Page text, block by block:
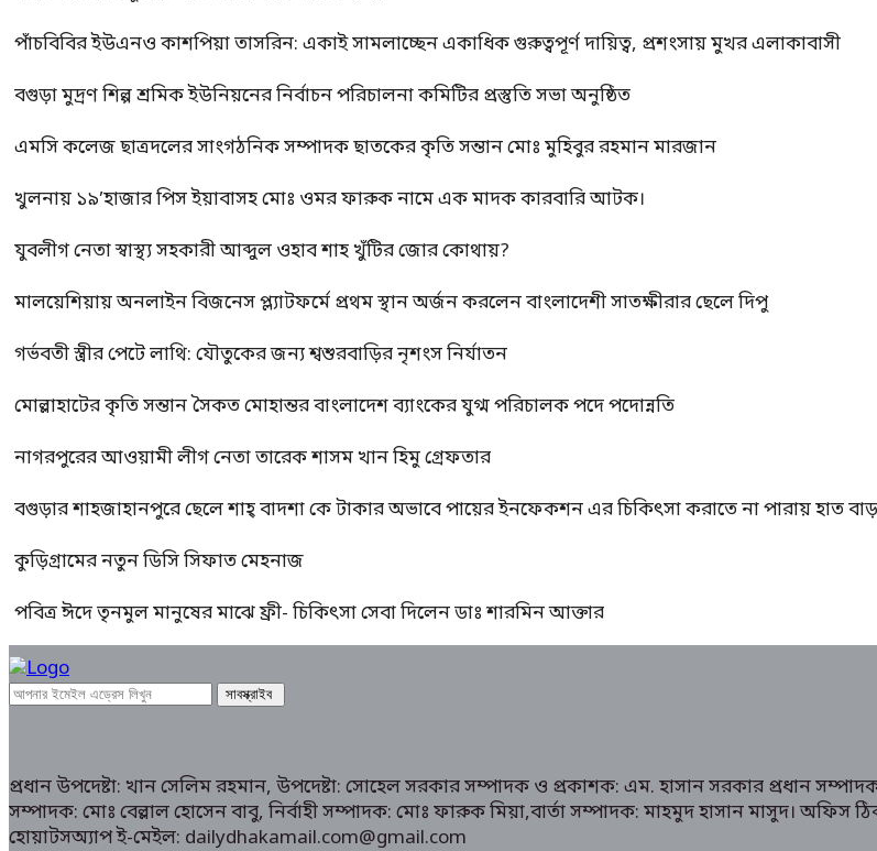
পাঁচবিবির ইউএনও কাশপিয়া তাসরিন: একাই সামলাচ্ছেন একাধিক গুরুত্বপূর্ণ দায়িত্ব, প্রশংসায় মুখর এলাকাবাসী
বগুড়া মুদ্রণ শিল্প শ্রমিক ইউনিয়নের নির্বাচন পরিচালনা কমিটির প্রস্তুতি সভা অনুষ্ঠিত
এমসি কলেজ ছাত্রদলের সাংগঠনিক সম্পাদক ছাতকের কৃতি সন্তান মোঃ মুহিবুর রহমান মারজান
খুলনায় ১৯’হাজার পিস ইয়াবাসহ মোঃ ওমর ফারুক নামে এক মাদক কারবারি আটক।
যুবলীগ নেতা স্বাস্থ্য সহকারী আব্দুল ওহাব শাহ খুঁটির জোর কোথায়?
মালয়েশিয়ায় অনলাইন বিজনেস প্ল্যাটফর্মে প্রথম স্থান অর্জন করলেন বাংলাদেশী সাতক্ষীরার ছেলে দিপু
গর্ভবতী স্ত্রীর পেটে লাথি: যৌতুকের জন্য শ্বশুরবাড়ির নৃশংস নির্যাতন
মোল্লাহাটের কৃতি সন্তান সৈকত মোহান্তর বাংলাদেশ ব্যাংকের যুগ্ম পরিচালক পদে পদোন্নতি
নাগরপুরের আওয়ামী লীগ নেতা তারেক শাসম খান হিমু গ্রেফতার
বগুড়ার শাহজাহানপুরে ছেলে শাহ্ বাদশা কে টাকার অভাবে পায়ের ইনফেকশন এর চিকিৎসা করাতে না পারায় হাত
কুড়িগ্রামের নতুন ডিসি সিফাত মেহনাজ
পবিত্র ঈদে তৃনমুল মানুষের মাঝে ফ্রী- চিকিৎসা সেবা দিলেন ডাঃ শারমিন আক্তার
প্রধান উপদেষ্টা: খান সেলিম রহমান, উপদেষ্টা: সোহেল সরকার সম্পাদক ও প্রকাশক: এম. হাসান সরকার প্রধান
সম্পাদক: মোঃ বেল্লাল হোসেন বাবু, নির্বাহী সম্পাদক: মোঃ ফারুক মিয়া,বার্তা সম্পাদক: মাহমুদ হাসান মাসুদ।
হোয়াটসঅ্যাপ ই-মেইল: dailydhakamail.com@gmail.com